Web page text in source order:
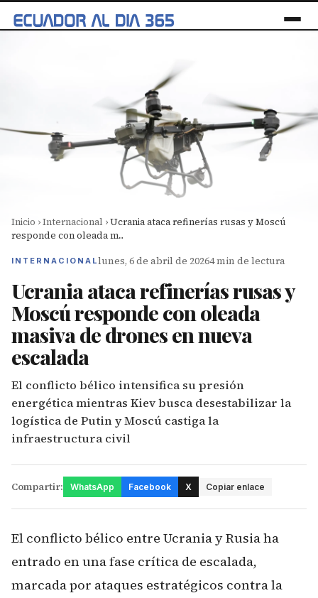
Inicio ›Internacional ›Ucrania ataca refinerías rusas y Moscú
responde con oleada m...
INTERNACIONALlunes, 6 de abril de 20264 min de lectura
Ucrania ataca refinerías rusas y
Moscú responde con oleada
masiva de drones en nueva
escalada
El conflicto bélico intensifica su presión
energética mientras Kiev busca desestabilizar la
logística de Putin y Moscú castiga la
infraestructura civil
Compartir: WhatsApp Facebook X Copiar enlace
El conflicto bélico entre Ucrania y Rusia ha
entrado en una fase crítica de escalada,
marcada por ataques estratégicos contra la